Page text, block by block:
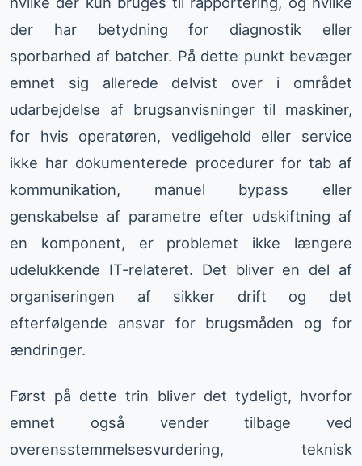
der har betydning for diagnostik eller
sporbarhed af batcher. På dette punkt bevæger
emnet sig allerede delvist over i området
udarbejdelse af brugsanvisninger til maskiner,
for hvis operatøren, vedligehold eller service
ikke har dokumenterede procedurer for tab af
kommunikation, manuel bypass eller
genskabelse af parametre efter udskiftning af
en komponent, er problemet ikke længere
udelukkende IT-relateret. Det bliver en del af
organiseringen af sikker drift og det
efterfølgende ansvar for brugsmåden og for
ændringer.
Først på dette trin bliver det tydeligt, hvorfor
emnet også vender tilbage ved
overensstemmelsesvurdering, teknisk